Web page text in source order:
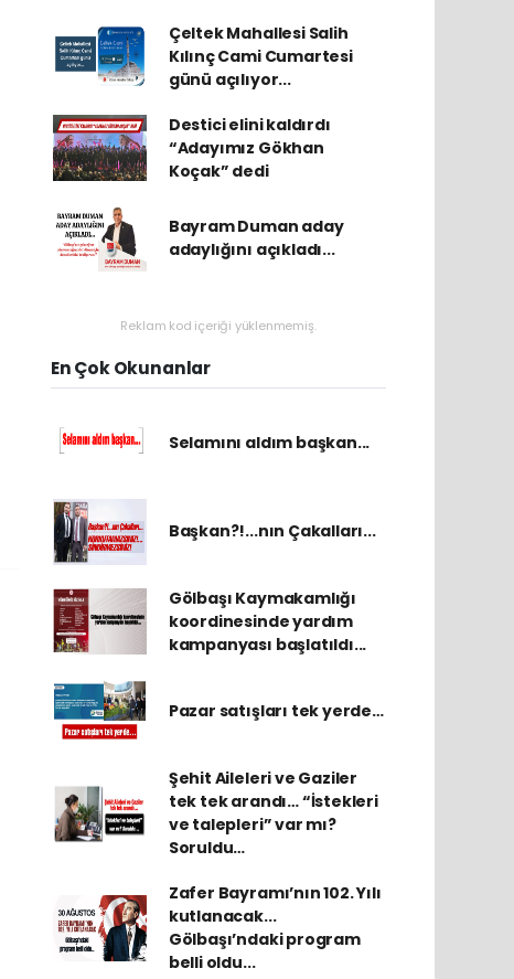
Çeltek Mahallesi Salih
Kılınç Cami Cumartesi
günü açılıyor...
Destici elini kaldırdı
“Adayımız Gökhan
Koçak” dedi
Bayram Duman aday
adaylığını açıkladı...
Reklam kod içeriği yüklenmemiş.
En Çok Okunanlar
Selamını aldım başkan...
Başkan?!...nın Çakalları...
Gölbaşı Kaymakamlığı
koordinesinde yardım
kampanyası başlatıldı...
Pazar satışları tek yerde…
Şehit Aileleri ve Gaziler
tek tek arandı… “İstekleri
ve talepleri” var mı?
Soruldu…
Zafer Bayramı’nın 102. Yılı
kutlanacak...
Gölbaşı’ndaki program
belli oldu...